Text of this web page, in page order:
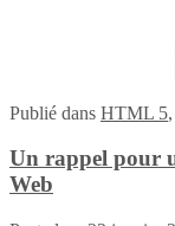
Publié dans HTML 5,
Un rappel pour
Web